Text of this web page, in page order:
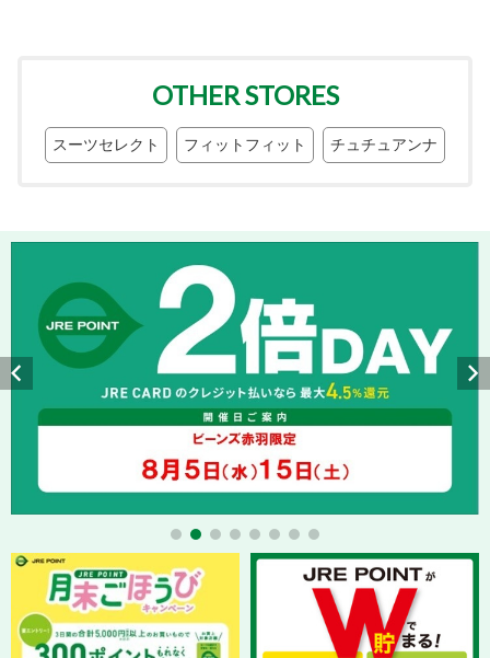
OTHER STORES
スーツセレクト フィットフィット チュチュアンナ